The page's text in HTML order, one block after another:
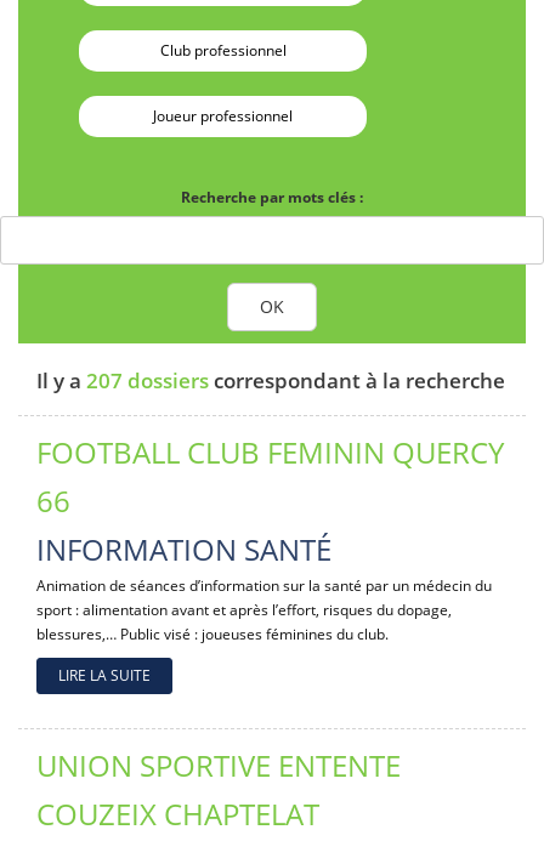
Club professionnel
Joueur professionnel
Recherche par mots clés :
OK
Il y a 207 dossierscorrespondant à la recherche
FOOTBALL CLUB FEMININ QUERCY
66
INFORMATION SANTÉ
Animation de séances d’information sur la santé par un médecin du
sport : alimentation avant et après l’effort, risques du dopage,
blessures,… Public visé : joueuses féminines du club.
LIRE LA SUITE
UNION SPORTIVE ENTENTE
COUZEIX CHAPTELAT